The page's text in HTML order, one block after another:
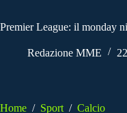
Premier League: il monday
Redazione MME
Home / Sport / Calcio